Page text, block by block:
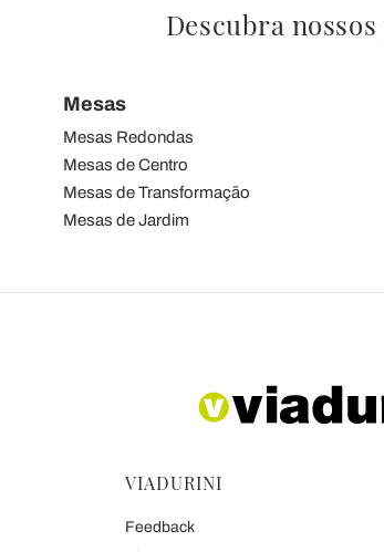
Descubra
Mesas
Mesas Redondas
Mesas de Centro
Mesas de Transformação
Mesas de Jardim
VIADURINI
Feedback